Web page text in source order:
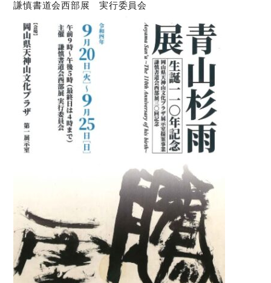
謙慎書道会西部展 実行委員会
オンラインショップ
お問い合わせ